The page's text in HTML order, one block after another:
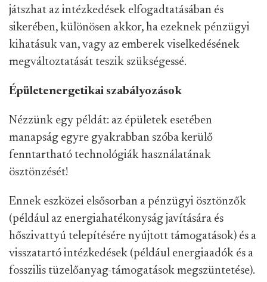
játszhat az intézkedések elfogadtatásában és
sikerében, különösen akkor, ha ezeknek pénzügyi
kihatásuk van, vagy az emberek viselkedésének
megváltoztatását teszik szükségessé.
Épületenergetikai szabályozások
Nézzünk egy példát: az épületek esetében
manapság egyre gyakrabban szóba kerülő
fenntartható technológiák használatának
ösztönzését!
Ennek eszközei elsősorban a pénzügyi ösztönzők
(például az energiahatékonyság javítására és
hőszivattyú telepítésére nyújtott támogatások) és a
visszatartó intézkedések (például energiaadók és a
fosszilis tüzelőanyag-támogatások megszüntetése).